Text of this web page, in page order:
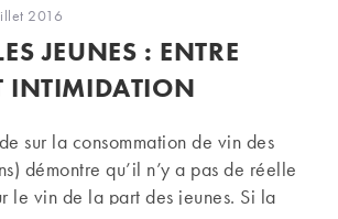
:
2016
JEUNES : ENTRE
INTIMIDATION
sur la consommation de vin des
démontre qu’il n’y a pas de réelle
le vin de la part des jeunes. Si la